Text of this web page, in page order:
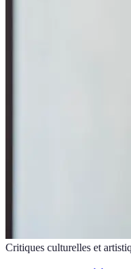
Critiques culturelles et